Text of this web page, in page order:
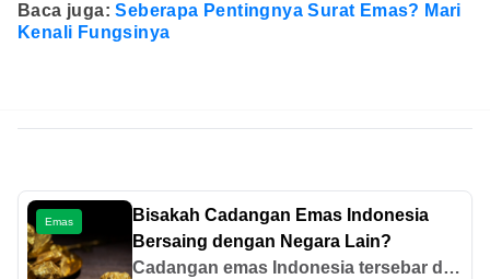
Baca juga:Seberapa Pentingnya Surat Emas? Mari
Kenali Fungsinya
Emas
Bisakah Cadangan Emas Indonesia
Bersaing dengan Negara Lain?
Cadangan emas Indonesia tersebar di